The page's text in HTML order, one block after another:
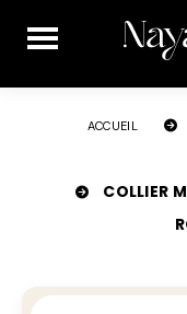
ACCUEIL
COLLIER